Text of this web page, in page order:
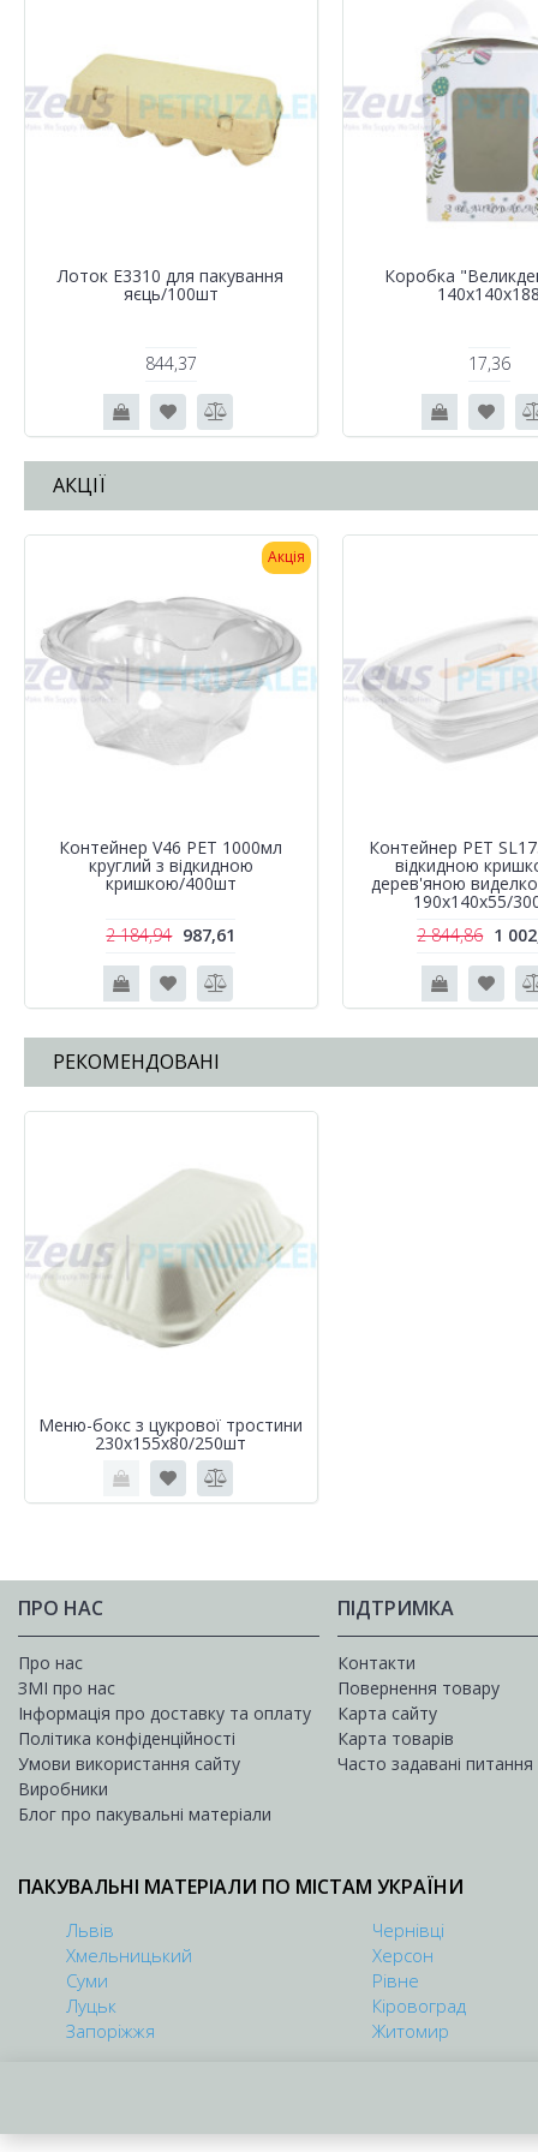
Лоток Е3310 для пакування
яєць/100шт
844,37
Коробка
17,36
АКЦІЇ
Акція
Контейнер V46 PET 1000мл
круглий з відкидною
кришкою/400шт
2 184,94 987,61
Контейнер РЕТ
відкидною
дерев'яною
190х140х55/
2 844,86 1
РЕКОМЕНДОВАНІ
Меню-бокс з цукрової тростини
230х155х80/250шт
ПРО НАС
Про нас
ЗМІ про нас
Інформація про доставку та оплату
Політика конфіденційності
Умови використання сайту
Виробники
Блог про пакувальні матеріали
ПІДТРИМКА
Контакти
Повернення товару
Карта сайту
Карта товарів
Часто задавані питання
ПАКУВАЛЬНІ МАТЕРІАЛИ ПО МІСТАМ УКРАЇНИ
Львів
Чернівці
Хмельницький
Херсон
Суми
Рівне
Луцьк
Кіровоград
Запоріжжя
Житомир